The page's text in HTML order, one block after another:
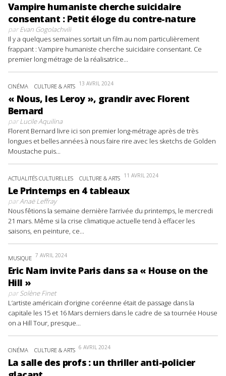
Vampire humaniste cherche suicidaire
consentant : Petit éloge du contre-nature
parEvan Gogolachvili
Il y a quelques semaines sortait un film au nom particulièrement
frappant : Vampire humaniste cherche suicidaire consentant. Ce
premier long métrage de la réalisatrice...
CINÉMA CULTURE & ARTS 13 AVRIL 2024
« Nous, les Leroy », grandir avec Florent
Bernard
parLucile Aquilina
Florent Bernard livre ici son premier long-métrage après de très
longues et belles années à nous faire rire avec les sketchs de Golden
Moustache puis...
ACTUALITÉS CULTURELLES CULTURE & ARTS 11 AVRIL 2024
Le Printemps en 4 tableaux
parAnaë Leffray
Nous fêtions la semaine dernière l’arrivée du printemps, le mercredi
21 mars. Même si la crise climatique actuelle tend à effacer les
saisons, en peinture, ce...
MUSIQUE 7 AVRIL 2024
Eric Nam invite Paris dans sa « House on the
Hill »
parSolène Finet
L’artiste américain d’origine coréenne était de passage dans la
capitale les 15 et 16 Mars derniers dans le cadre de sa tournée House
on a Hill Tour, presque...
CINÉMA CULTURE & ARTS 6 AVRIL 2024
La salle des profs : un thriller anti-policier